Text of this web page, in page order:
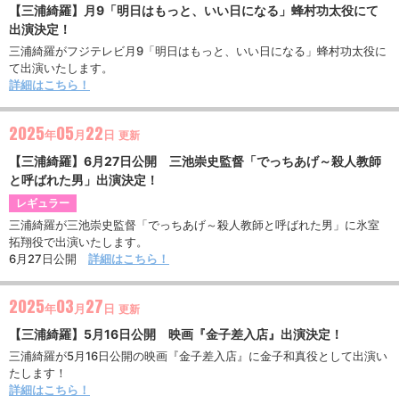
【三浦綺羅】月9「明日はもっと、いい日になる」蜂村功太役にて
出演決定！
三浦綺羅がフジテレビ月9「明日はもっと、いい日になる」蜂村功太役に
て出演いたします。
詳細はこちら！
2025年05 月22日 更新
【三浦綺羅】6月27日公開 三池崇史監督「でっちあげ～殺人教師
と呼ばれた男」出演決定！
レギュラー
三浦綺羅が三池崇史監督「でっちあげ～殺人教師と呼ばれた男」に氷室
拓翔役で出演いたします。
6月27日公開 詳細はこちら！
2025年03 月27日 更新
【三浦綺羅】5月16日公開 映画『金子差入店』出演決定！
三浦綺羅が5月16日公開の映画『金子差入店』に金子和真役として出演い
たします！
詳細はこちら！